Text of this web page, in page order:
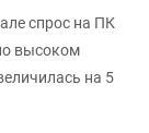
спрос на ПК
высоком
на 5